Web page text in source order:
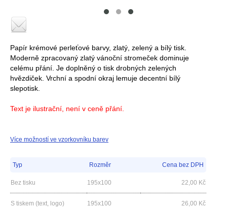
Papír krémové perleťové barvy, zlatý, zelený a bílý tisk.
Moderně zpracovaný zlatý vánoční stromeček dominuje
celému přání. Je doplněný o tisk drobných zelených
hvězdiček. Vrchní a spodní okraj lemuje decentní bílý
slepotisk.
Text je ilustrační, není v ceně přání.
Více možností ve vzorkovníku barev
Typ Rozměr Cena bez DPH
Bez tisku 195x100 22,00 Kč
S tiskem (text, logo) 195x100 26,00 Kč